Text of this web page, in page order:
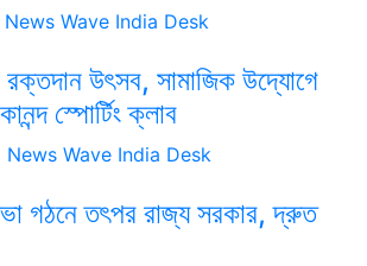
News Wave India Desk
রক্তদান উৎসব, সামাজিক উদ্যোগে
স্পোর্টিং ক্লাব
News Wave India Desk
গঠনে তৎপর রাজ্য সরকার, দ্রুত